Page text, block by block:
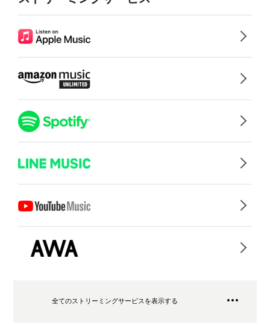
全てのストリーミングサービスを表示する